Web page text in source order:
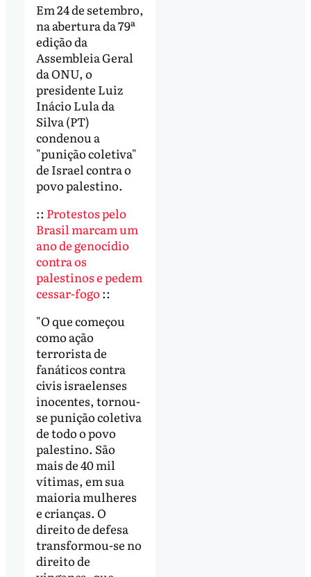
Em 24 de setembro,
na abertura da 79ª
edição da
Assembleia Geral
da ONU, o
presidente Luiz
Inácio Lula da
Silva (PT)
condenou a
"punição coletiva"
de Israel contra o
povo palestino.
:: Protestos pelo
Brasil marcam um
ano de genocídio
contra os
palestinos e pedem
cessar-fogo ::
"O que começou
como ação
terrorista de
fanáticos contra
civis israelenses
inocentes, tornou-
se punição coletiva
de todo o povo
palestino. São
mais de 40 mil
vítimas, em sua
maioria mulheres
e crianças. O
direito de defesa
transformou-se no
direito de